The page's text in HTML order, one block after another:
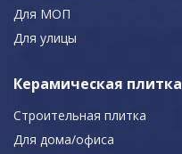
Для МОП
Для улицы
Керамическая плитка
Строительная плитка
Для дома/офиса